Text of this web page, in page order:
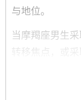
与地位。
当摩羯座男生
方式加深你跟